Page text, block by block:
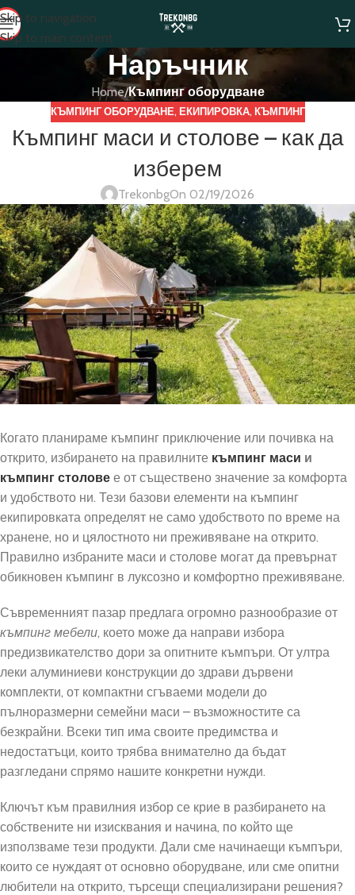
Skip to navigation
Skip to main content
Наръчник
Home/Къмпинг оборудване
КЪМПИНГ ОБОРУДВАНЕ, ЕКИПИРОВКА, КЪМПИНГ
Къмпинг маси и столове – как да
изберем
TrekonbgOn 02/19/2026
Когато планираме къмпинг приключение или почивка на
открито, избирането на правилните къмпинг маси и
къмпинг столове е от съществено значение за комфорта
и удобството ни. Тези базови елементи на къмпинг
екипировката определят не само удобството по време на
хранене, но и цялостното ни преживяване на открито.
Правилно избраните маси и столове могат да превърнат
обикновен къмпинг в луксозно и комфортно преживяване.
Съвременният пазар предлага огромно разнообразие от
къмпинг мебели, което може да направи избора
предизвикателство дори за опитните къмпъри. От ултра
леки алуминиеви конструкции до здрави дървени
комплекти, от компактни сгъваеми модели до
пълноразмерни семейни маси – възможностите са
безкрайни. Всеки тип има своите предимства и
недостатъци, които трябва внимателно да бъдат
разгледани спрямо нашите конкретни нужди.
Ключът към правилния избор се крие в разбирането на
собствените ни изисквания и начина, по който ще
използваме тези продукти. Дали сме начинаещи къмпъри,
които се нуждаят от основно оборудване, или сме опитни
любители на открито, търсещи специализирани решения?